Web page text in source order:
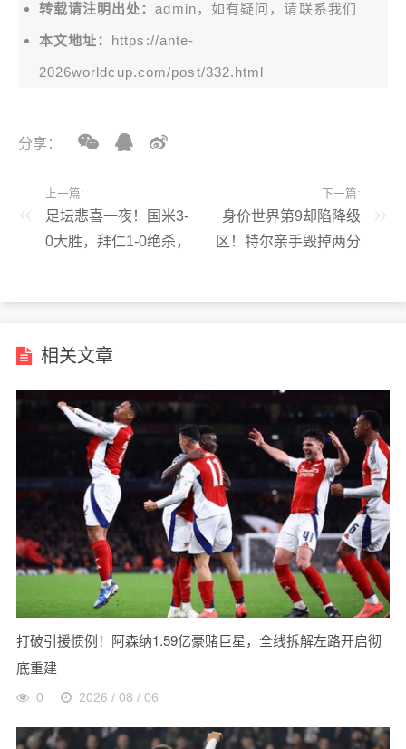
转载请注明出处：admin，如有疑问，请联系我们
本文地址： https://ante-
2026worldcup.com/post/332.html
分享：
上一篇:
足坛悲喜一夜！国米3-
0大胜，拜仁1-0绝杀，
下一篇:
身价世界第9却陷降级
区！特尔亲手毁掉两分
相关文章
打破引援惯例！阿森纳1.59亿豪赌巨星，全线拆解左路开启彻
底重建
0 2026 / 08 / 06